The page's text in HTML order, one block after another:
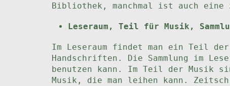
Bibliothek, manchmal ist auch
Leseraum, Teil für Musik,
Im Leseraum findet man ein Teil der
Handschriften. Die Sammlung im
benutzen kann. Im Teil der Musik
Musik, die man leihen kann.